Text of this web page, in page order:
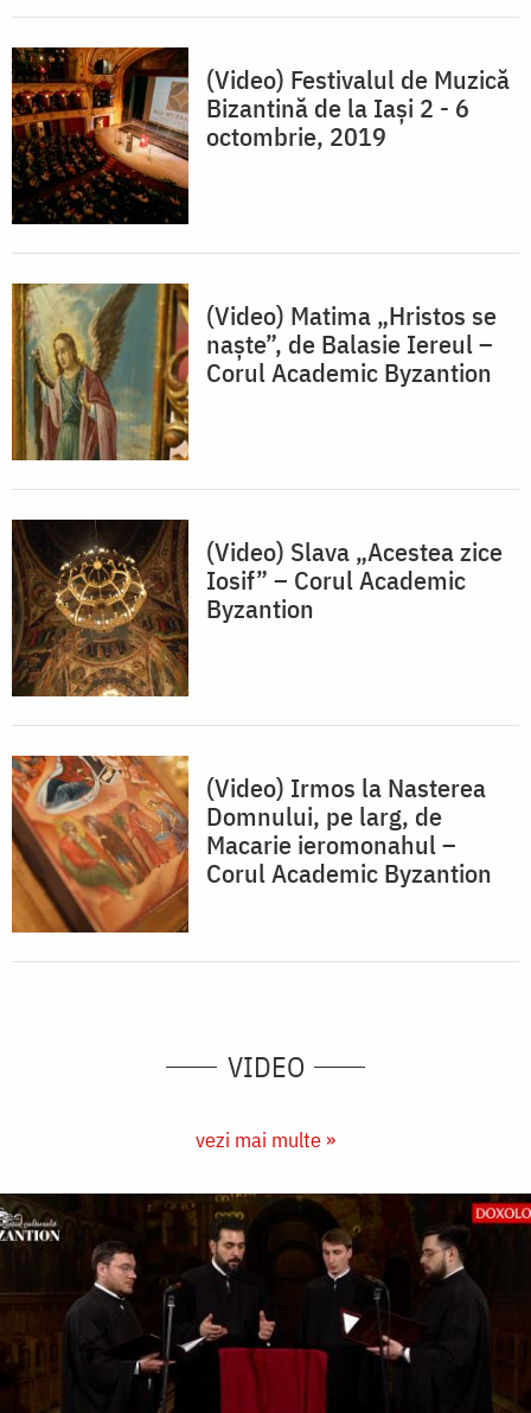
(Video) Festivalul de Muzică
Bizantină de la Iași 2 - 6
octombrie, 2019
(Video) Matima „Hristos se
naște”, de Balasie Iereul –
Corul Academic Byzantion
(Video) Slava „Acestea zice
Iosif” – Corul Academic
Byzantion
(Video) Irmos la Nasterea
Domnului, pe larg, de
Macarie ieromonahul –
Corul Academic Byzantion
VIDEO
vezi mai multe »